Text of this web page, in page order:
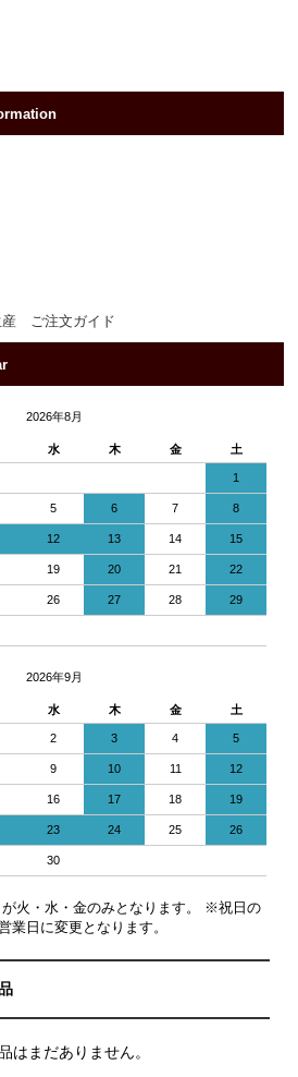
産 ご注文ガイド
2026年8月
水 木 金 土
1
5 6 7 8
12 13 14 15
19 20 21 22
26 27 28 29
2026年9月
水 木 金 土
2 3 4 5
9 10 11 12
16 17 18 19
23 24 25 26
30
火・水・金のみとなります。 ※祝日の
業日に変更となります。
はまだありません。